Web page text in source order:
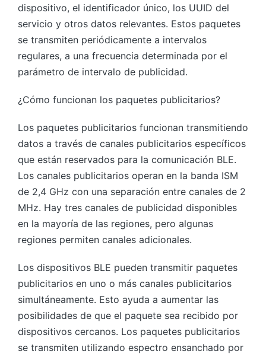
dispositivo, el identificador único, los UUID del
servicio y otros datos relevantes. Estos paquetes
se transmiten periódicamente a intervalos
regulares, a una frecuencia determinada por el
parámetro de intervalo de publicidad.
¿Cómo funcionan los paquetes publicitarios?
Los paquetes publicitarios funcionan transmitiendo
datos a través de canales publicitarios específicos
que están reservados para la comunicación BLE.
Los canales publicitarios operan en la banda ISM
de 2,4 GHz con una separación entre canales de 2
MHz. Hay tres canales de publicidad disponibles
en la mayoría de las regiones, pero algunas
regiones permiten canales adicionales.
Los dispositivos BLE pueden transmitir paquetes
publicitarios en uno o más canales publicitarios
simultáneamente. Esto ayuda a aumentar las
posibilidades de que el paquete sea recibido por
dispositivos cercanos. Los paquetes publicitarios
se transmiten utilizando espectro ensanchado por